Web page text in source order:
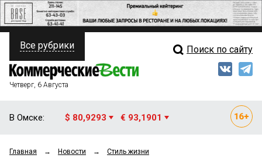
ПОЛИТИКА
ФИНАНСЫ
ОБЩЕСТВО
Свежий выпуск
Все рубрики Поиск по сайту
Четверг, 6 Августа
В Омске: $ 80,9293 € 93,1901
Главная → Новости → Стиль жизни